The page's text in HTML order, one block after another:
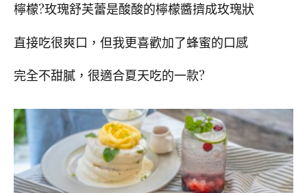
檸檬?玫瑰舒芙蕾是酸酸的檸檬醬擠成玫瑰狀
直接吃很爽口，但我更喜歡加了蜂蜜的口感
完全不甜膩，很適合夏天吃的一款?